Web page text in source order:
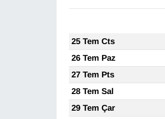
25 Tem Cts
26 Tem Paz
27 Tem Pts
28 Tem Sal
29 Tem Çar